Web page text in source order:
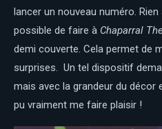
lancer un nouveau numéro.
possible de faire à Chaparral
demi couverte. Cela permet de
surprises. Un tel dispositif
mais avec la grandeur du décor
pu vraiment me faire plaisir !